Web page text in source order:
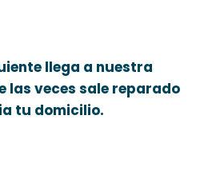
llega a nuestra
las veces sale reparado
tu domicilio.